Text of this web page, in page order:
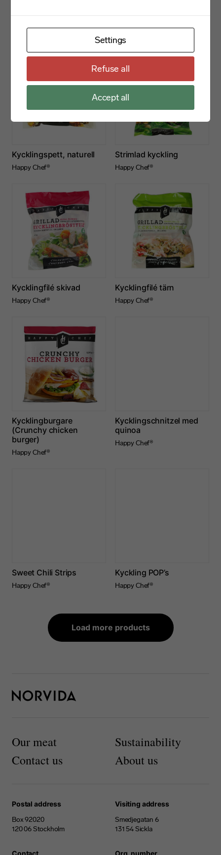
Kycklingspett, naturell
Happy Chef®
Strimlad kyckling
Happy Chef®
Kycklingfilé skivad
Happy Chef®
Kycklingfilé tärn
Happy Chef®
Kycklingburgare
(Crunchy chicken
burger)
Happy Chef®
Kycklingschnitzel med
quinoa
Happy Chef®
Sweet Chili Strips
Happy Chef®
Kyckling POP’s
Happy Chef®
Load more products
Our meat
Sustainability
Contact us
About us
Postal address
Box 92020
120 06 Stockholm
Visiting address
Smedjegatan 6
131 54 Sickla
Settings
Refuse all
Accept all